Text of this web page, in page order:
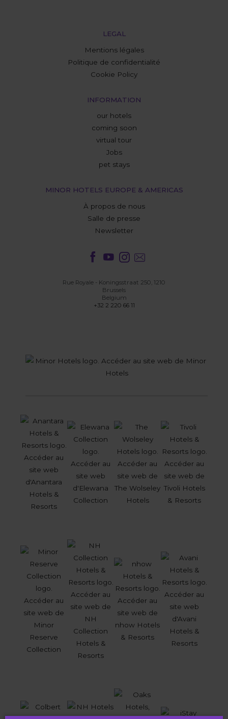
LEGAL
Mentions légales
Politique de confidentialité
Cookie Policy
INFORMATION
our hotels
coming soon
virtual tour
Jobs
pet stays
MINOR HOTELS EUROPE & AMERICAS
À propos de nous
Salle de presse
Newsletter
Rue Royale - Koningsstraat 250, 1210
Brussels
Belgium
+32 2 220 66 11